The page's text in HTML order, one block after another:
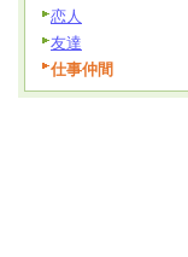
恋人
友達
仕事仲間